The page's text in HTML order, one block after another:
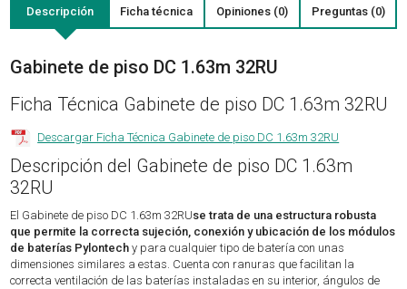
Descripción Ficha técnica Opiniones (0) Preguntas (0)
Gabinete de piso DC 1.63m 32RU
Ficha Técnica Gabinete de piso DC 1.63m 32RU
Descargar Ficha Técnica Gabinete de piso DC 1.63m 32RU
Descripción del Gabinete de piso DC 1.63m
32RU
El Gabinete de piso DC 1.63m 32RUse trata de una estructura robusta
que permite la correcta sujeción, conexión y ubicación de los módulos
de baterías Pylontech y para cualquier tipo de batería con unas
dimensiones similares a estas. Cuenta con ranuras que facilitan la
correcta ventilación de las baterías instaladas en su interior, ángulos de